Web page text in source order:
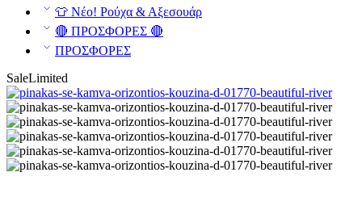
👕 Νέο! Ρούχα & Αξεσουάρ
🔴 ΠΡΟΣΦΟΡΕΣ 🔴
ΠΡΟΣΦΟΡΕΣ
SaleLimited